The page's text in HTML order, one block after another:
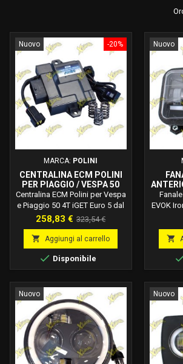
-20%
Nuovo
MARCA: POLINI
CENTRALINA ECM POLINI
PER PIAGGIO / VESPA 50
EURO 5 2025 TFT – CODICE
171.0025
Centralina ECM Polini per Vespa
e Piaggio 50 4T iGET Euro 5 dal
2025, codice 171.0025.
Plug&amp;Play, compatibile
solo con modelli dotati di
display TFT, con 3 mappe
selezionabili per gestione
prestazioni e set-up motore.
Prezzo
258,83 € Prezzo
base
323,54 €
 Aggiungi al carrello
 Disponibile
Nuovo
PER
EVOK
con

Nuovo Nuovo